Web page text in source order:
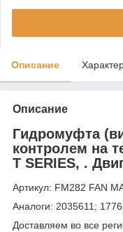
Описание
Описание
Гидромуфта
контролем на
T SERIES, .
Артикул: FM282 FAN
Аналоги: 2035611;
Доставляем во все